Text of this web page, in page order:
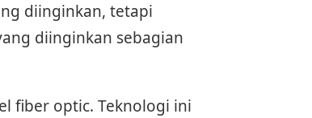
diinginkan, tetapi
diinginkan sebagian
fiber optic. Teknologi ini